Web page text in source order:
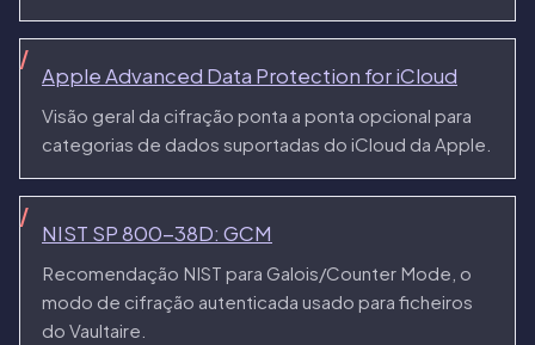
Apple Advanced Data Protection for iCloud
Visão geral da cifração ponta a ponta opcional para
categorias de dados suportadas do iCloud da Apple.
NIST SP 800-38D: GCM
Recomendação NIST para Galois/Counter Mode, o
modo de cifração autenticada usado para ficheiros
do Vaultaire.